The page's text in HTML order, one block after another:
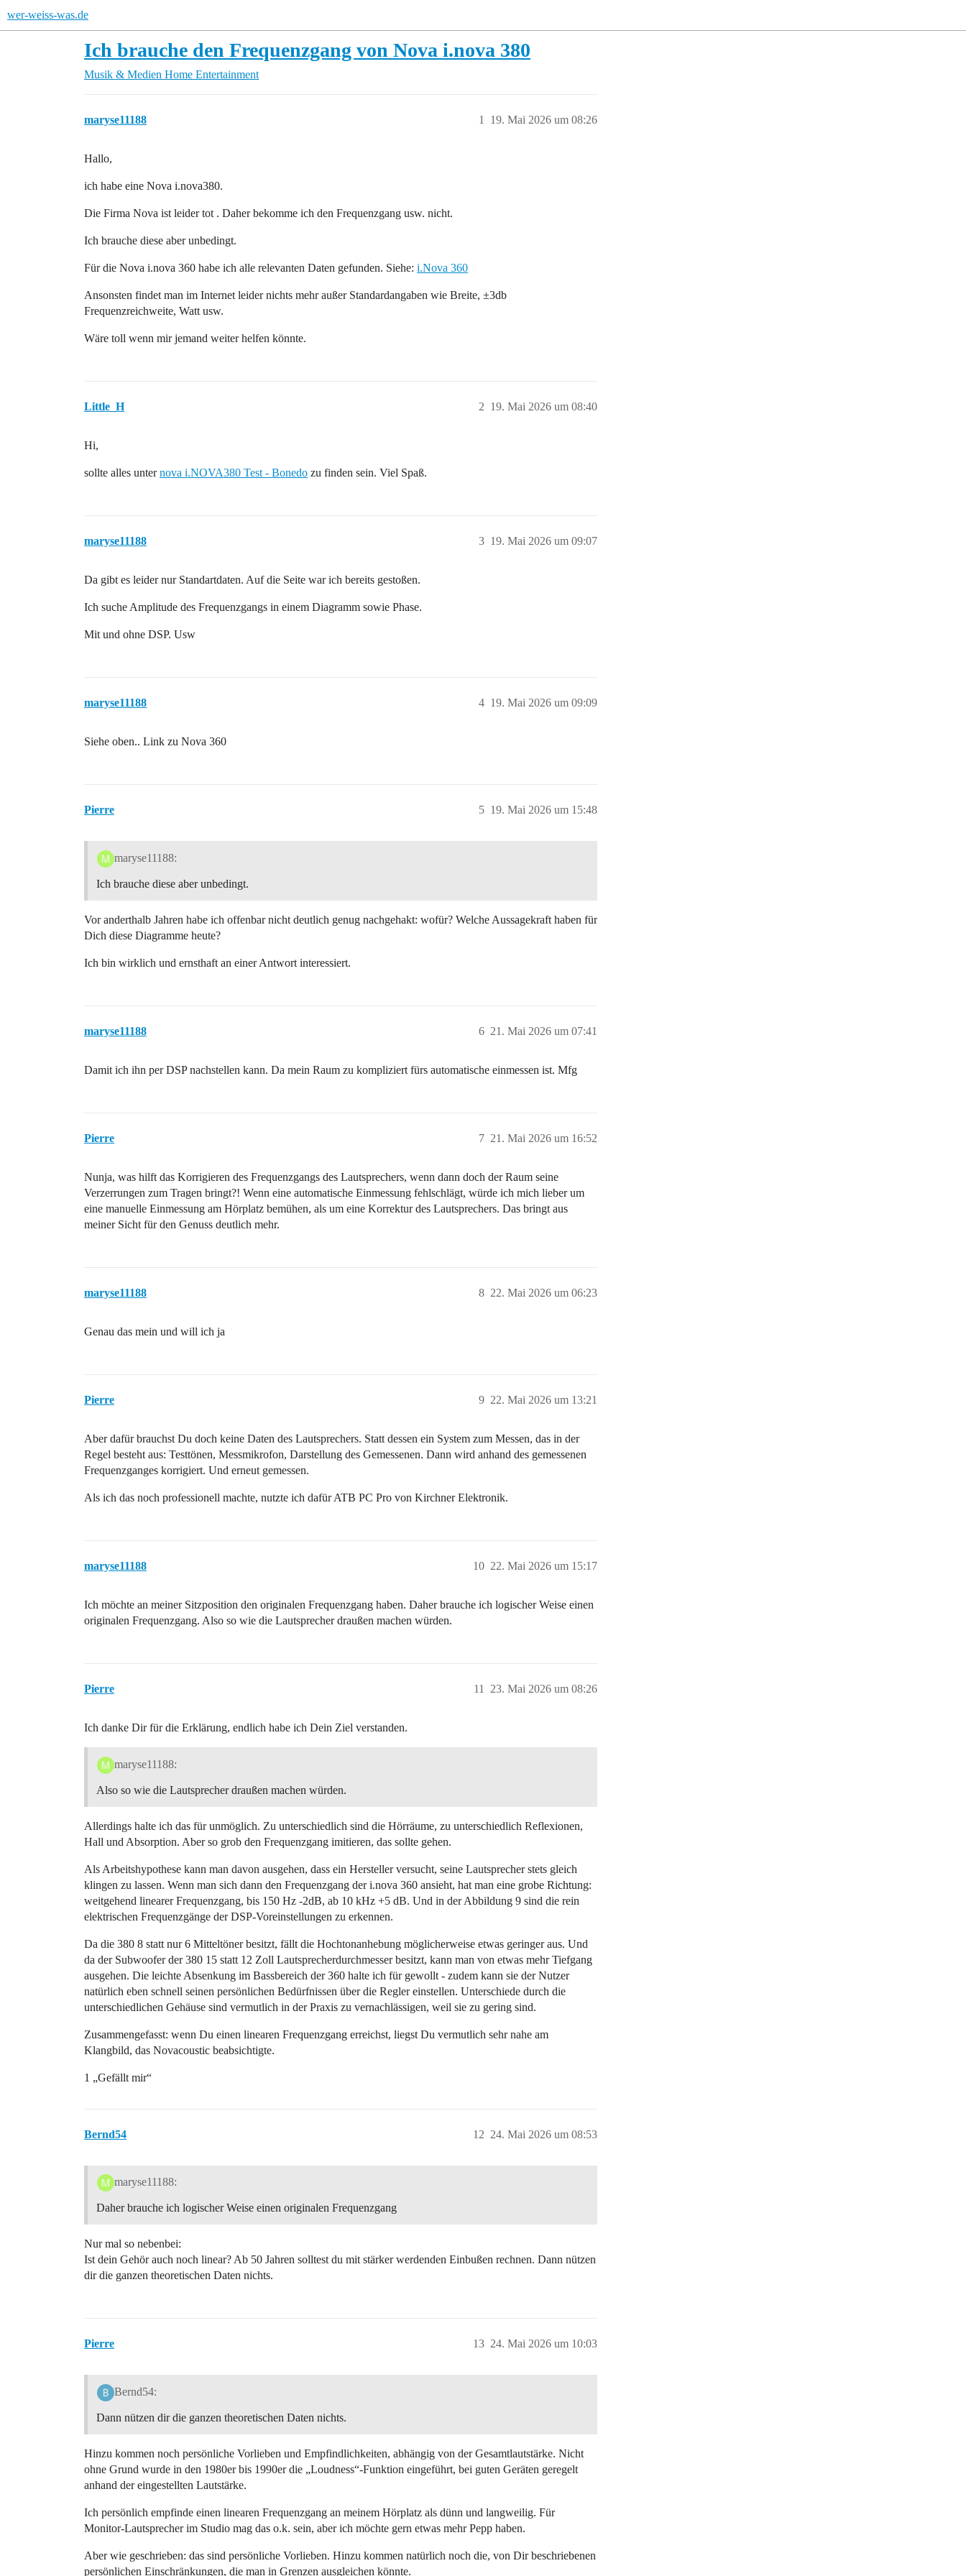
wer-weiss-was.de
Ich brauche den Frequenzgang von Nova i.nova 380
Musik & Medien Home Entertainment
maryse11188 19. Mai 2026 um 08:26
1
Hallo,
ich habe eine Nova i.nova380.
Die Firma Nova ist leider tot . Daher bekomme ich den Frequenzgang usw. nicht.
Ich brauche diese aber unbedingt.
Für die Nova i.nova 360 habe ich alle relevanten Daten gefunden. Siehe: i.Nova 360
Ansonsten findet man im Internet leider nichts mehr außer Standardangaben wie Breite, ±3db
Frequenzreichweite, Watt usw.
Wäre toll wenn mir jemand weiter helfen könnte.
Little_H 19. Mai 2026 um 08:40
2
Hi,
sollte alles unternova i.NOVA380 Test - Bonedo zu finden sein. Viel Spaß.
maryse11188 19. Mai 2026 um 09:07
3
Da gibt es leider nur Standartdaten. Auf die Seite war ich bereits gestoßen.
Ich suche Amplitude des Frequenzgangs in einem Diagramm sowie Phase.
Mit und ohne DSP. Usw
maryse11188 19. Mai 2026 um 09:09
4
Siehe oben.. Link zu Nova 360
Pierre 19. Mai 2026 um 15:48
5
maryse11188:
Ich brauche diese aber unbedingt.
Vor anderthalb Jahren habe ich offenbar nicht deutlich genug nachgehakt: wofür? Welche Aussagekraft haben für
Dich diese Diagramme heute?
Ich bin wirklich und ernsthaft an einer Antwort interessiert.
maryse11188 21. Mai 2026 um 07:41
6
Damit ich ihn per DSP nachstellen kann. Da mein Raum zu kompliziert fürs automatische einmessen ist. Mfg
Pierre 21. Mai 2026 um 16:52
7
Nunja, was hilft das Korrigieren des Frequenzgangs des Lautsprechers, wenn dann doch der Raum seine
Verzerrungen zum Tragen bringt?! Wenn eine automatische Einmessung fehlschlägt, würde ich mich lieber um
eine manuelle Einmessung am Hörplatz bemühen, als um eine Korrektur des Lautsprechers. Das bringt aus
meiner Sicht für den Genuss deutlich mehr.
maryse11188 22. Mai 2026 um 06:23
8
Genau das mein und will ich ja
Pierre 22. Mai 2026 um 13:21
9
Aber dafür brauchst Du doch keine Daten des Lautsprechers. Statt dessen ein System zum Messen, das in der
Regel besteht aus: Testtönen, Messmikrofon, Darstellung des Gemessenen. Dann wird anhand des gemessenen
Frequenzganges korrigiert. Und erneut gemessen.
Als ich das noch professionell machte, nutzte ich dafür ATB PC Pro von Kirchner Elektronik.
maryse11188 22. Mai 2026 um 15:17
10
Ich möchte an meiner Sitzposition den originalen Frequenzgang haben. Daher brauche ich logischer Weise einen
originalen Frequenzgang. Also so wie die Lautsprecher draußen machen würden.
Pierre 23. Mai 2026 um 08:26
11
Ich danke Dir für die Erklärung, endlich habe ich Dein Ziel verstanden.
maryse11188:
Also so wie die Lautsprecher draußen machen würden.
Allerdings halte ich das für unmöglich. Zu unterschiedlich sind die Hörräume, zu unterschiedlich Reflexionen,
Hall und Absorption. Aber so grob den Frequenzgang imitieren, das sollte gehen.
Als Arbeitshypothese kann man davon ausgehen, dass ein Hersteller versucht, seine Lautsprecher stets gleich
klingen zu lassen. Wenn man sich dann den Frequenzgang der i.nova 360 ansieht, hat man eine grobe Richtung:
weitgehend linearer Frequenzgang, bis 150 Hz -2dB, ab 10 kHz +5 dB. Und in der Abbildung 9 sind die rein
elektrischen Frequenzgänge der DSP-Voreinstellungen zu erkennen.
Da die 380 8 statt nur 6 Mitteltöner besitzt, fällt die Hochtonanhebung möglicherweise etwas geringer aus. Und
da der Subwoofer der 380 15 statt 12 Zoll Lautsprecherdurchmesser besitzt, kann man von etwas mehr Tiefgang
ausgehen. Die leichte Absenkung im Bassbereich der 360 halte ich für gewollt - zudem kann sie der Nutzer
natürlich eben schnell seinen persönlichen Bedürfnissen über die Regler einstellen. Unterschiede durch die
unterschiedlichen Gehäuse sind vermutlich in der Praxis zu vernachlässigen, weil sie zu gering sind.
Zusammengefasst: wenn Du einen linearen Frequenzgang erreichst, liegst Du vermutlich sehr nahe am
Klangbild, das Novacoustic beabsichtigte.
1 „Gefällt mir“
Bernd54 24. Mai 2026 um 08:53
12
maryse11188:
Daher brauche ich logischer Weise einen originalen Frequenzgang
Nur mal so nebenbei:
Ist dein Gehör auch noch linear? Ab 50 Jahren solltest du mit stärker werdenden Einbußen rechnen. Dann nützen
dir die ganzen theoretischen Daten nichts.
Pierre 24. Mai 2026 um 10:03
13
Bernd54:
Dann nützen dir die ganzen theoretischen Daten nichts.
Hinzu kommen noch persönliche Vorlieben und Empfindlichkeiten, abhängig von der Gesamtlautstärke. Nicht
ohne Grund wurde in den 1980er bis 1990er die „Loudness“-Funktion eingeführt, bei guten Geräten geregelt
anhand der eingestellten Lautstärke.
Ich persönlich empfinde einen linearen Frequenzgang an meinem Hörplatz als dünn und langweilig. Für
Monitor-Lautsprecher im Studio mag das o.k. sein, aber ich möchte gern etwas mehr Pepp haben.
Aber wie geschrieben: das sind persönliche Vorlieben. Hinzu kommen natürlich noch die, von Dir beschriebenen
persönlichen Einschränkungen, die man in Grenzen ausgleichen könnte.